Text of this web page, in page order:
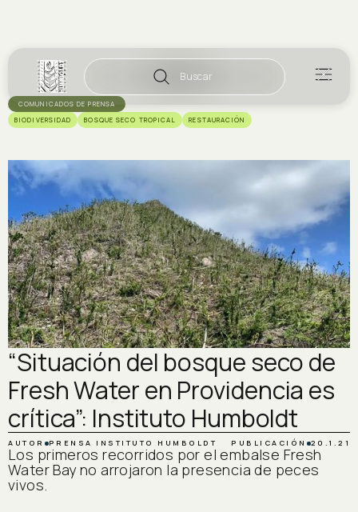
Buscar
COMUNICADOS DE PRENSA
BIODIVERSIDAD
BOSQUE SECO TROPICAL RESTAURACIÓN
“Situación del bosque seco de
Fresh Water en Providencia es
crítica”: Instituto Humboldt
AUTOR PRENSA INSTITUTO HUMBOLDT PUBLICACIÓN 20.1.21
Los primeros recorridos por el embalse Fresh
Water Bay no arrojaron la presencia de peces
vivos.